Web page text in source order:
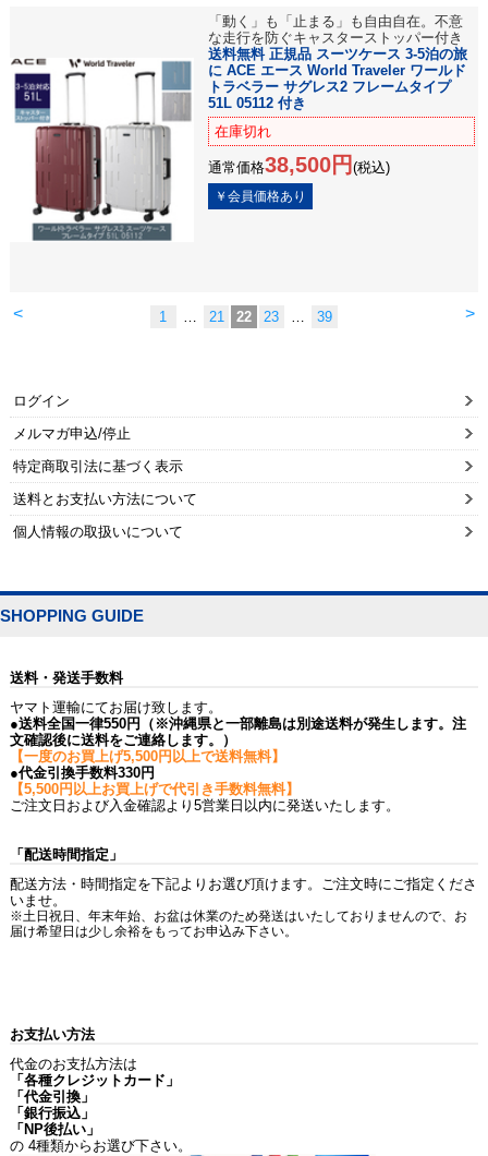
「動く」も「止まる」も自由自在。不意
な走行を防ぐキャスターストッパー付き
送料無料 正規品 スーツケース 3-5泊の旅
に ACE エース World Traveler ワールド
トラベラー サグレス2 フレームタイプ
51L 05112 付き
在庫切れ
通常価格38,500円 (税込)
< >
1 … 21 22 23 … 39
ログイン
メルマガ申込/停止
特定商取引法に基づく表示
送料とお支払い方法について
個人情報の取扱いについて
SHOPPING GUIDE
送料・発送手数料
ヤマト運輸にてお届け致します。
●送料全国一律550円（※沖縄県と一部離島は別途送料が発生します。注
文確認後に送料をご連絡します。）
【一度のお買上げ5,500円以上で送料無料】
●代金引換手数料330円
【5,500円以上お買上げで代引き手数料無料】
ご注文日および入金確認より5営業日以内に発送いたします。
「配送時間指定」
配送方法・時間指定を下記よりお選び頂けます。ご注文時にご指定くださ
いませ。
※土日祝日、年末年始、お盆は休業のため発送はいたしておりませんので、お
届け希望日は少し余裕をもってお申込み下さい。
お支払い方法
代金のお支払方法は
「各種クレジットカード」
「代金引換」
「銀行振込」
「NP後払い」
の 4種類からお選び下さい。